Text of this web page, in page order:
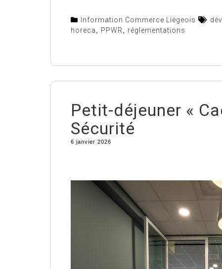
Information Commerce Liégeois
horeca
PPWR réglementations
Petit-déjeuner «
Sécurité
6 janvier 2026